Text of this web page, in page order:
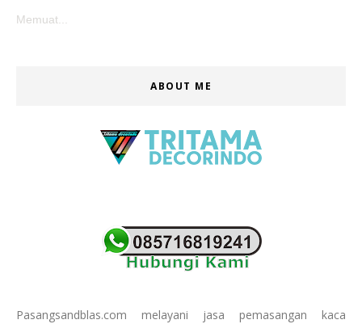
Memuat...
ABOUT ME
Pasangsandblas.com melayani jasa pemasangan kaca